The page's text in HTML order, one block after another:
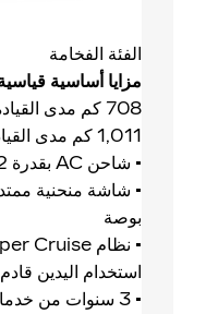
الفئة الفخامة
مزايا أساسية
708 كم مدى
1,011 كم مدى القيادة المعتمد غير المعدل*
• شاحن AC بقدرة 22 كيلو واط
بوصة
استخدام اليدين قادم